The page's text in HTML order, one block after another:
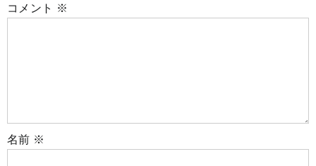
コメント ※
名前 ※